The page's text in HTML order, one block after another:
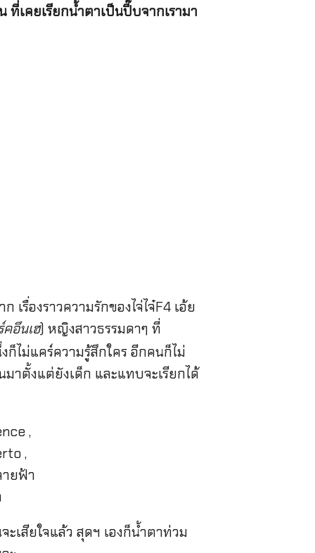
ที่เคยเรียกน้ำตาเป็นปี๊บจากเรามา
เรื่องราวความรักของไจ่ไจ๋F4 เอ้ย
อึนเฮ) หญิงสาวธรรมดาๆ ที่
ไม่แคร์ความรู้สึกใคร อีกคนก็ไม่
าตั้งแต่ยังเด็ก และแทบจะเรียกได้
เสียใจแล้ว สุดฯ เองก็น้ำตาท่วม